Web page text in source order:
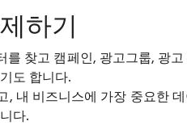
하기
찾고 캠페인, 광고그룹, 광고
도 합니다.
, 내 비즈니스에 가장 중요한
다.